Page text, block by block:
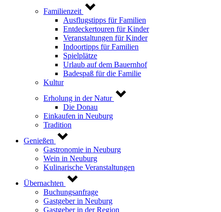
Familienzeit
Ausflugstipps für Familien
Entdeckertouren für Kinder
Veranstaltungen für Kinder
Indoortipps für Familien
Spielplätze
Urlaub auf dem Bauernhof
Badespaß für die Familie
Kultur
Erholung in der Natur
Die Donau
Einkaufen in Neuburg
Tradition
Genießen
Gastronomie in Neuburg
Wein in Neuburg
Kulinarische Veranstaltungen
Übernachten
Buchungsanfrage
Gastgeber in Neuburg
Gastgeber in der Region